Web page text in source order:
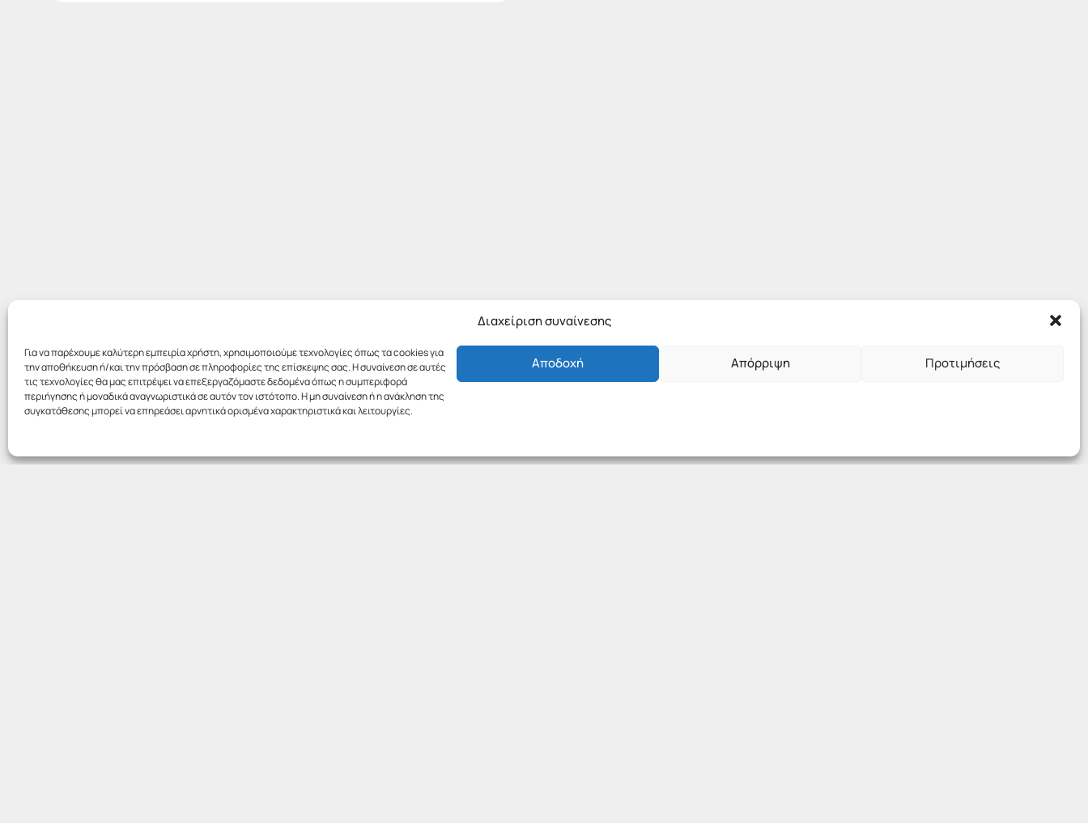
Διαχείριση συναίνεσης
Για να παρέχουμε καλύτερη εμπειρία χρήστη, χρησιμοποιούμε τεχνολογίες όπως τα cookies για
την αποθήκευση ή/και την πρόσβαση σε πληροφορίες της επίσκεψης σας. Η συναίνεση σε αυτές
τις τεχνολογίες θα μας επιτρέψει να επεξεργαζόμαστε δεδομένα όπως η συμπεριφορά
περιήγησης ή μοναδικά αναγνωριστικά σε αυτόν τον ιστότοπο. Η μη συναίνεση ή η ανάκληση της
συγκατάθεσης μπορεί να επηρεάσει αρνητικά ορισμένα χαρακτηριστικά και λειτουργίες.
Αποδοχή Απόρριψη Προτιμήσεις